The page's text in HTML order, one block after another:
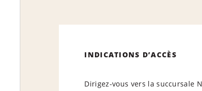
INDICATIONS D’ACCÈS
Dirigez-vous vers la succursale